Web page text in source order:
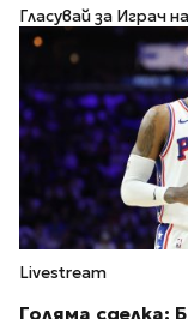
Гласувай за Играч
Livestream
Голяма сделка: